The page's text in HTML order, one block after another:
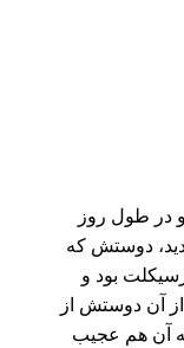
در طول روز
دوستش که
بود و
آن دوستش از
آن هم عجیب